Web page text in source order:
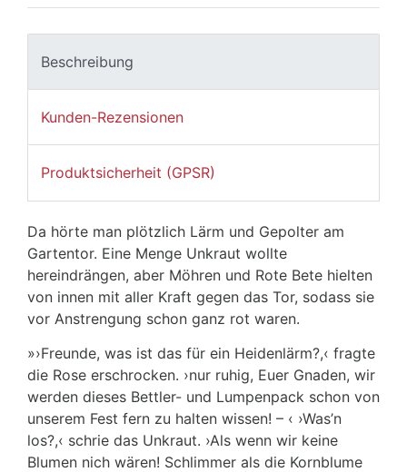
Beschreibung
Kunden-Rezensionen
Produktsicherheit (GPSR)
Da hörte man plötzlich Lärm und Gepolter am
Gartentor. Eine Menge Unkraut wollte
hereindrängen, aber Möhren und Rote Bete hielten
von innen mit aller Kraft gegen das Tor, sodass sie
vor Anstrengung schon ganz rot waren.
»›Freunde, was ist das für ein Heidenlärm?,‹ fragte
die Rose erschrocken. ›nur ruhig, Euer Gnaden, wir
werden dieses Bettler- und Lumpenpack schon von
unserem Fest fern zu halten wissen! – ‹ ›Was’n
los?,‹ schrie das Unkraut. ›Als wenn wir keine
Blumen nich wären! Schlimmer als die Kornblume